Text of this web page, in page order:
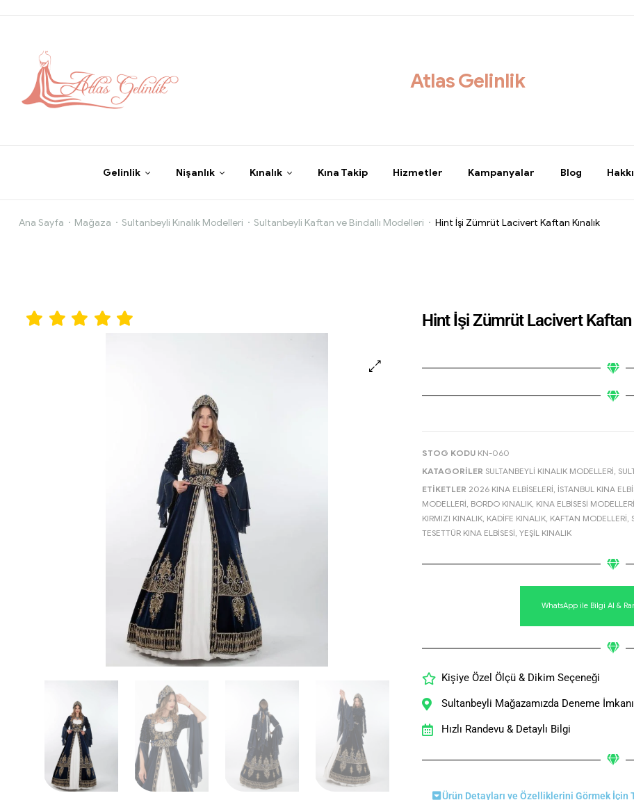
Atlas Gelinlik
Gelinlik Nişanlık Kınalık Kına Takip Hizmetler Kampanyalar Blog
Hint
Kaftan
Ana Sayfa Mağaza Sultanbeyli Kınalık Modelleri Sultanbeyli Kaftan ve Bindallı Modelleri Hint İşi Zümrüt Lacivert Kaftan Kınalık
Hint İşi Zümrüt Lacivert Kaftan
STOG KODU KN-060
KATAGORILER SULTANBEYLI KINALIK MODELLERI
ETIKETLER 2026 KINA ELBISELERI İSTANBUL KINA
MODELLERI BORDO KINALIK KINA ELBISESI MODELLERI
KIRMIZI KINALIK KADIFE KINALIK KAFTAN MODELLERI
TESETTÜR KINA ELBISESI YEŞIL KINALIK
WhatsApp ile Bilgi Al &
Kişiye Özel Ölçü & Dikim Seçeneği
Sultanbeyli Mağazamızda Deneme İmkanı
Hızlı Randevu & Detaylı Bilgi
Ürün Detayları ve Özelliklerini Görmek İçin